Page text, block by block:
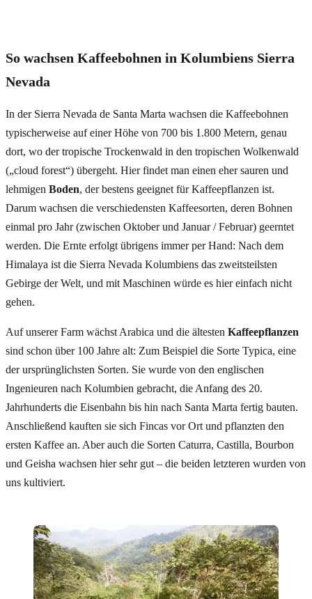
So wachsen Kaffeebohnen in Kolumbiens Sierra
Nevada
In der Sierra Nevada de Santa Marta wachsen die Kaffeebohnen
typischerweise auf einer Höhe von 700 bis 1.800 Metern, genau
dort, wo der tropische Trockenwald in den tropischen Wolkenwald
(„cloud forest“) übergeht. Hier findet man einen eher sauren und
lehmigen Boden, der bestens geeignet für Kaffeepflanzen ist.
Darum wachsen die verschiedensten Kaffeesorten, deren Bohnen
einmal pro Jahr (zwischen Oktober und Januar / Februar) geerntet
werden. Die Ernte erfolgt übrigens immer per Hand: Nach dem
Himalaya ist die Sierra Nevada Kolumbiens das zweitsteilsten
Gebirge der Welt, und mit Maschinen würde es hier einfach nicht
gehen.
Auf unserer Farm wächst Arabica und die ältesten Kaffeepflanzen
sind schon über 100 Jahre alt: Zum Beispiel die Sorte Typica, eine
der ursprünglichsten Sorten. Sie wurde von den englischen
Ingenieuren nach Kolumbien gebracht, die Anfang des 20.
Jahrhunderts die Eisenbahn bis hin nach Santa Marta fertig bauten.
Anschließend kauften sie sich Fincas vor Ort und pflanzten den
ersten Kaffee an. Aber auch die Sorten Caturra, Castilla, Bourbon
und Geisha wachsen hier sehr gut – die beiden letzteren wurden von
uns kultiviert.